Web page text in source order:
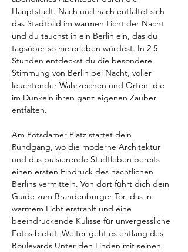
Hauptstadt. Nach und nach entfaltet sich
das Stadtbild im warmen Licht der Nacht
und du tauchst in ein Berlin ein, das du
tagsüber so nie erleben würdest. In 2,5
Stunden entdeckst du die besondere
Stimmung von Berlin bei Nacht, voller
leuchtender Wahrzeichen und Orten, die
im Dunkeln ihren ganz eigenen Zauber
entfalten.
Am Potsdamer Platz startet dein
Rundgang, wo die moderne Architektur
und das pulsierende Stadtleben bereits
einen ersten Eindruck des nächtlichen
Berlins vermitteln. Von dort führt dich dein
Guide zum Brandenburger Tor, das in
warmem Licht erstrahlt und eine
beeindruckende Kulisse für unvergessliche
Fotos bietet. Weiter geht es entlang des
Boulevards Unter den Linden mit seinen